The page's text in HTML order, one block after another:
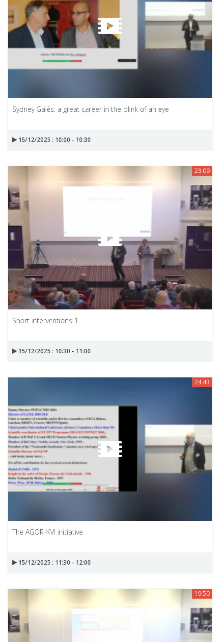
Sydney Galès: a great career in the blink of an eye
15/12/2025 : 10:00 - 10:30
23:09
Short interventions 1
15/12/2025 : 10:30 - 11:00
24:43
The AGOR-KVI initiative
15/12/2025 : 11:30 - 12:00
19:50